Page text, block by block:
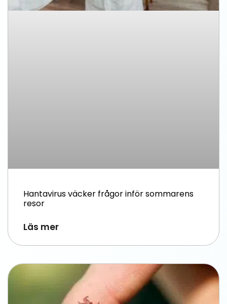
Hantavirus väcker frågor inför sommarens
resor
Läs mer